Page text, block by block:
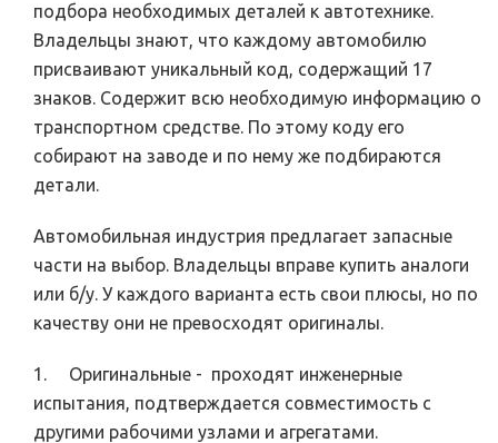
подбора необходимых деталей к автотехнике.
Владельцы знают, что каждому автомобилю
присваивают уникальный код, содержащий 17
знаков. Содержит всю необходимую информацию о
транспортном средстве. По этому коду его
собирают на заводе и по нему же подбираются
детали.
Автомобильная индустрия предлагает запасные
части на выбор. Владельцы вправе купить аналоги
или б/у. У каждого варианта есть свои плюсы, но по
качеству они не превосходят оригиналы.
1. Оригинальные - проходят инженерные
испытания, подтверждается совместимость с
другими рабочими узлами и агрегатами.